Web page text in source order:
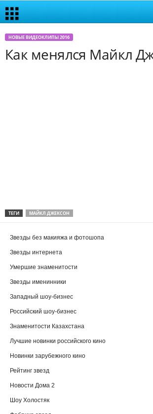
НОВЫЕ ВИДЕОКЛИПЫ 2016
Как менялся Майкл
ТЕГИ МАЙКЛ ДЖЕКСОН
Звезды без макияжа и фотошопа
Звезды интернета
Умершие знаменитости
Звезды именинники
Западный шоу-бизнес
Российский шоу-бизнес
Знаменитости Казахстана
Лучшие новинки российского кино
Новинки зарубежного кино
Рейтинг звезд
Новости Дома 2
Шоу Холостяк